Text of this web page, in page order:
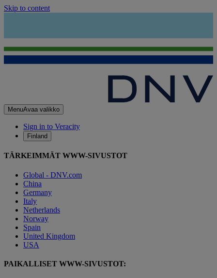
Skip to content
MenuAvaa valikko
Sign in to Veracity
Finland
TÄRKEIMMÄT WWW-SIVUSTOT
Global - DNV.com
China
Germany
Italy
Netherlands
Norway
Spain
United Kingdom
USA
PAIKALLISET WWW-SIVUSTOT: